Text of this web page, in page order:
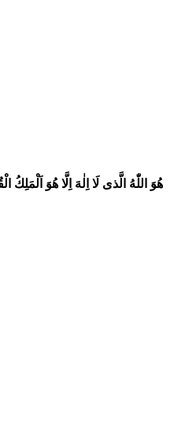
هُوَ اللّٰهُ الَّذى لَا اِلٰهَ اِلَّا هُوَ